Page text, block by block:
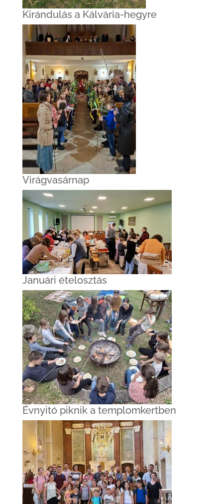
Kirándulás a Kálvária-hegyre
Virágvasárnap
Januári ételosztás
Évnyitó piknik a templomkertben